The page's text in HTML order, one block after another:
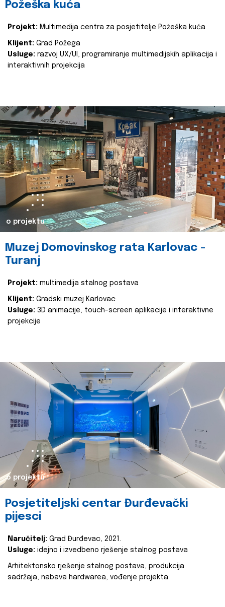
Požeška kuća
Projekt: Multimedija centra za posjetitelje Požeška kuća
Klijent: Grad Požega
Usluge: razvoj UX/UI, programiranje multimedijskih aplikacija i
interaktivnih projekcija
o projektu
Muzej Domovinskog rata Karlovac -
Turanj
Projekt: multimedija stalnog postava
Klijent: Gradski muzej Karlovac
Usluge: 3D animacije, touch-screen aplikacije i interaktivne
projekcije
o projektu
Posjetiteljski centar Đurđevački
pijesci
Naručitelj: Grad Đurđevac, 2021.
Usluge: idejno i izvedbeno rješenje stalnog postava
Arhitektonsko rješenje stalnog postava, produkcija
sadržaja, nabava hardwarea, vođenje projekta.